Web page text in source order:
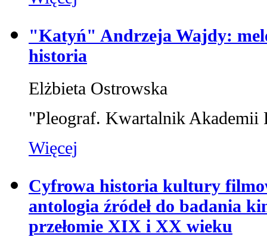
"Katyń" Andrzeja Wajdy:
historia
Elżbieta Ostrowska
"Pleograf. Kwartalnik Akademii
Więcej
Cyfrowa historia kultury
antologia źródeł do badania
przełomie XIX i XX wieku